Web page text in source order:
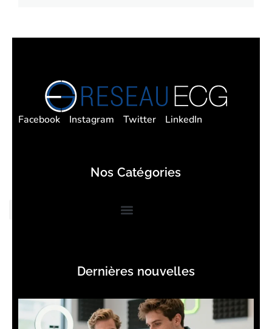
Facebook Instagram Twitter LinkedIn
Nos Catégories
Dernières nouvelles